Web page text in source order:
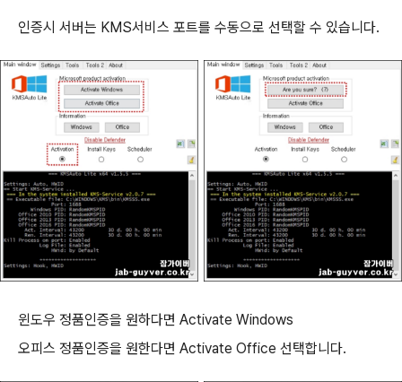
인증시 서버는 KMS서비스 포트를 수동으로 선택할 수 있습니다.
윈도우 정품인증을 원하다면 Activate Windows
오피스 정품인증을 원한다면 Activate Office 선택합니다.